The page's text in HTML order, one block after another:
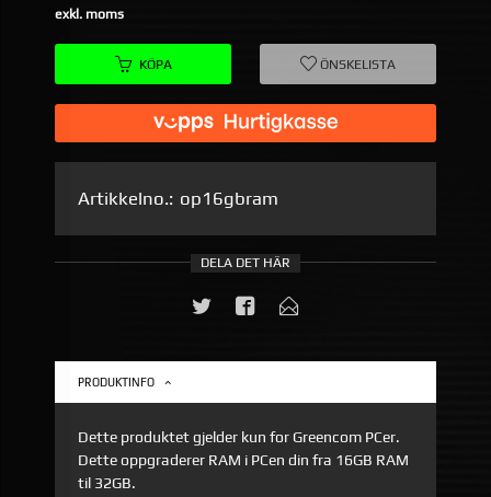
exkl. moms
KÖPA ÖNSKELISTA
Artikkelno.: op16gbram
DELA DET HÄR
PRODUKTINFO
Dette produktet gjelder kun for Greencom PCer.
Dette oppgraderer RAM i PCen din fra 16GB RAM
til 32GB.